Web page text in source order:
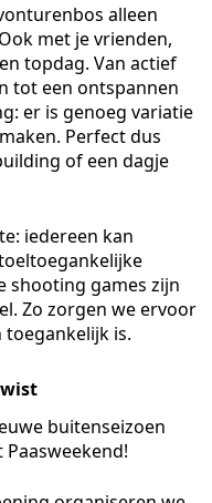
alleen
met je vrienden,
topdag. Van actief
tot een ontspannen
er is genoeg variatie
Perfect dus
of een dagje
iedereen kan
shooting games zijn
Zo zorgen we ervoor
is.
buitenseizoen